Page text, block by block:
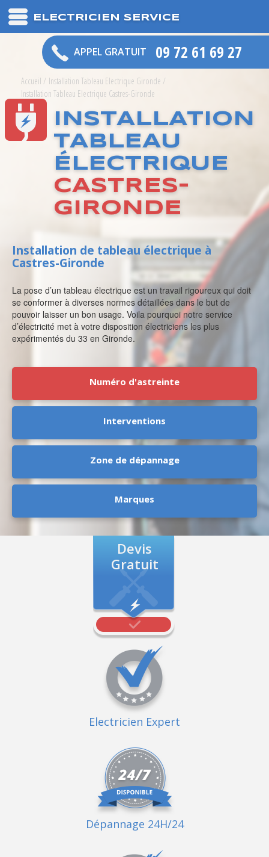
ELECTRICIEN SERVICE
APPEL GRATUIT 09 72 61 69 27
Accueil / Installation Tableau Electrique Gironde /
Installation Tableau Electrique Castres-Gironde
INSTALLATION
TABLEAU
ÉLECTRIQUE
CASTRES-
GIRONDE
Installation de tableau électrique à
Castres-Gironde
La pose d’un tableau électrique est un travail rigoureux qui doit
se conformer à diverses normes détaillées dans le but de
pouvoir laisser un bon usage. Voila pourquoi notre service
d’électricité met à votre disposition électriciens les plus
expérimentés du 33 en Gironde.
Numéro d'astreinte
Interventions
Zone de dépannage
Marques
Devis
Gratuit
Electricien Expert
Dépannage 24H/24